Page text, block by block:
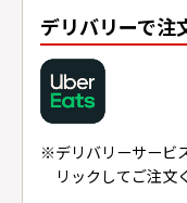
デリバリーで注
デリバリーサービ
リックしてご注文